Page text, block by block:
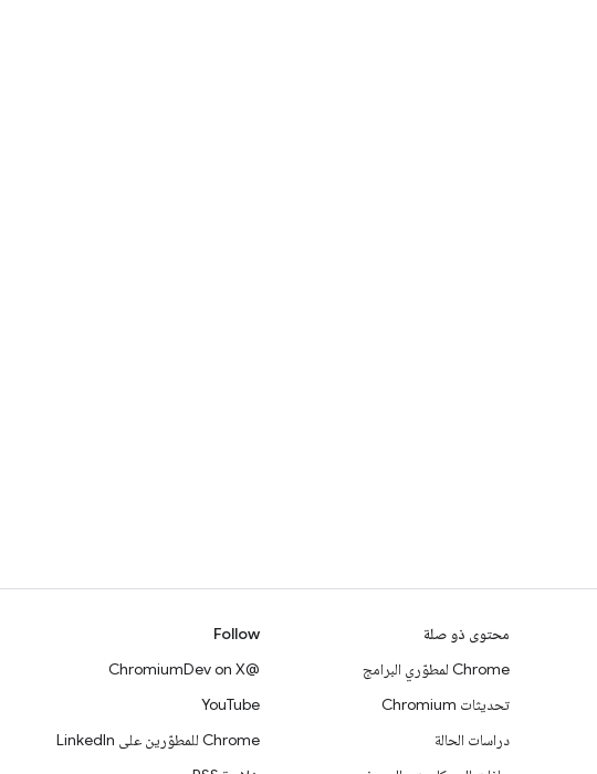
محتوى ذو صلة
Chrome لمطوّري البرامج
تحديثات Chromium
دراسات الحالة
Follow
@ChromiumDev on X
YouTube
Chrome للمطوّرين على LinkedIn